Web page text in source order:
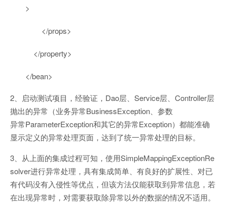
>
</props>
</property>
</bean>
2、启动测试项目，经验证，Dao层、Service层、Controller层
抛出的异常（业务异常BusinessException、参数
异常ParameterException和其它的异常Exception）都能准确
显示定义的异常处理页面，达到了统一异常处理的目标。
3、从上面的集成过程可知，使用SimpleMappingExceptionRe
solver进行异常处理，具有集成简单、有良好的扩展性、对已
有代码没有入侵性等优点，但该方法仅能获取到异常信息，若
在出现异常时，对需要获取除异常以外的数据的情况不适用。